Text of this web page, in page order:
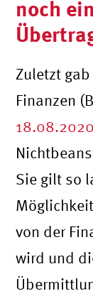
noch
Zuletzt
Finanzen
18.08.2020
Sie gilt so
von der
wird und